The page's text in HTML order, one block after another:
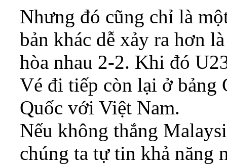
Nhưng đó cũng chỉ là
bản khác dễ xảy ra hơn
hòa nhau 2-2. Khi đó
Vé đi tiếp còn lại ở bảng
Quốc với Việt Nam.
Nếu không thắng
chúng ta tự tin khả năng